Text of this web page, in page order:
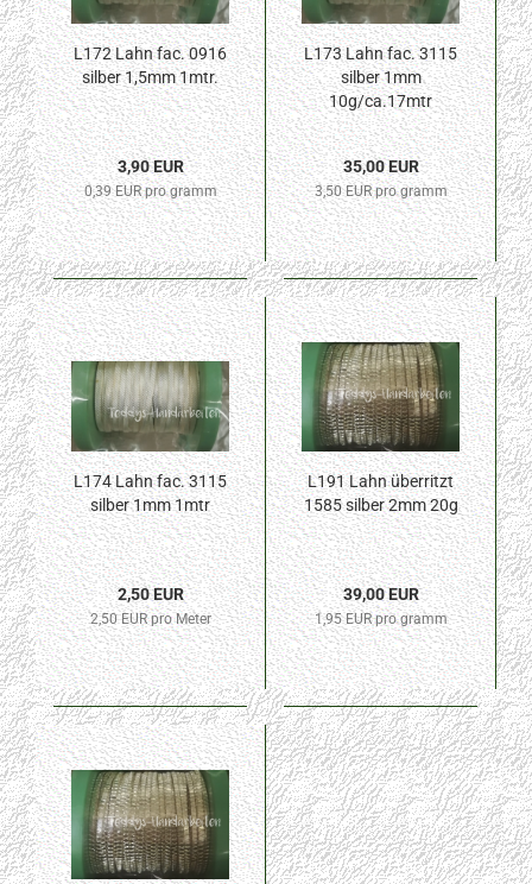
L172 Lahn fac. 0916
silber 1,5mm 1mtr.
3,90 EUR
0,39 EUR pro gramm
L173 Lahn fac. 3115
silber 1mm
10g/ca.17mtr
35,00 EUR
3,50 EUR pro gramm
L174 Lahn fac. 3115
silber 1mm 1mtr
2,50 EUR
2,50 EUR pro Meter
L191 Lahn überritzt
1585 silber 2mm 20g
39,00 EUR
1,95 EUR pro gramm